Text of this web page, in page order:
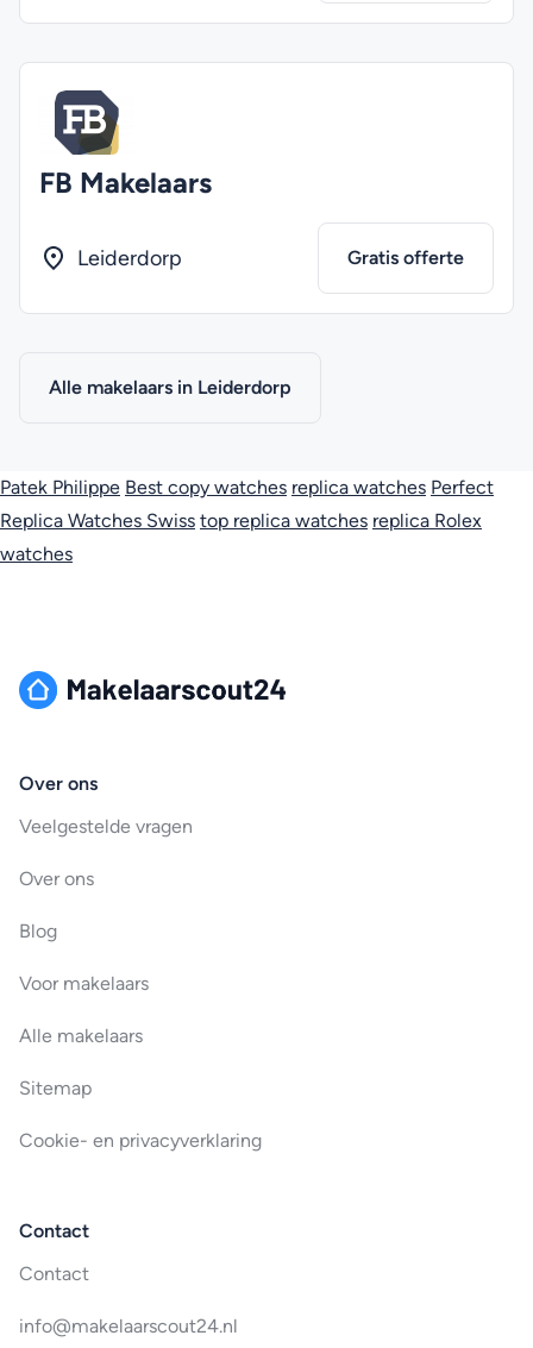
FB Makelaars
Leiderdorp Gratis offerte
Alle makelaars in Leiderdorp
Patek Philippe Best copy watches replica watches Perfect
Replica Watches Swiss top replica watches replica Rolex
watches
Over ons
Veelgestelde vragen
Over ons
Blog
Voor makelaars
Alle makelaars
Sitemap
Cookie- en privacyverklaring
Contact
Contact
info@makelaarscout24.nl